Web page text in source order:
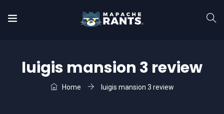
luigis mansion 3 review
Home luigis mansion 3 review